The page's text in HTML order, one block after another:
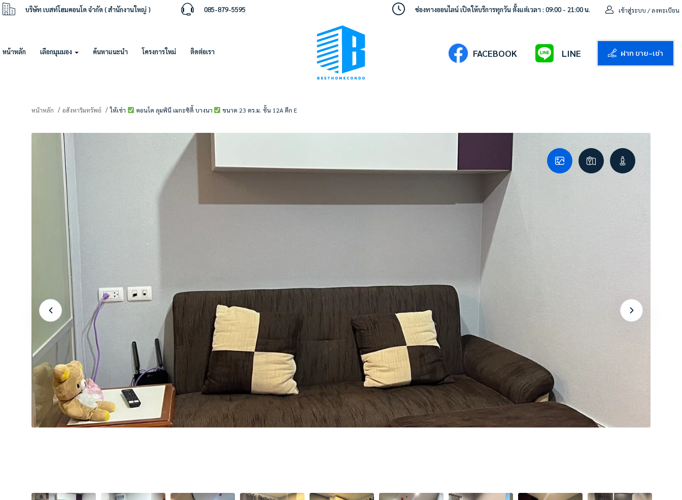
บริษัท เบสท์โฮมคอนโด จำกัด ( สำนักงานใหญ่ ) 085-879-5595 ช่องทางออนไลน์ เปิดให้บริการทุกวัน ตั้งแต่เวลา : 09:00 - 21:00 น. เข้าสู่ระบบ / ลงทะเบียน
หน้าหลัก เลือกมุมมอง ค้นหาแนะนำ โครงการใหม่ ติดต่อเรา FACEBOOK LINE ฝาก ขาย-เช่า
หน้าหลัก อสังหาริมทรัพย์ ให้เช่า คอนโด ลุมพินี เมกะซิตี้ บางนา ขนาด 23 ตร.ม. ชั้น 12A ตึก E